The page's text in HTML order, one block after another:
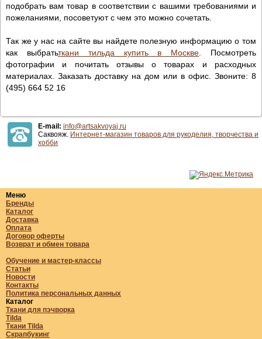
подобрать вам товар в соответствии с вашими требованиями и
пожеланиями, посоветуют с чем это можно сочетать.
Так же у нас на сайте вы найдете полезную информацию о том
как выбратьткани тильда купить в Москве . Посмотреть
фотографии и почитать отзывы о товарах и расходных
материалах. Заказать доставку на дом или в офис. Звоните: 8
(495) 664 52 16
E-mail: info@artsakvoyaj.ru
Саквояж. Интернет-магазин товаров для рукоделия, творчества и
хобби
Меню
Бренды
Каталог
Доставка
Оплата
Договор оферты
Возврат и обмен товара
Обучение и мастер-классы
Статьи
Новости
Контакты
Политика персональных данных
Каталог
Ткани для пэчворка
Tilda
Ткани Tilda
Скрапбукинг